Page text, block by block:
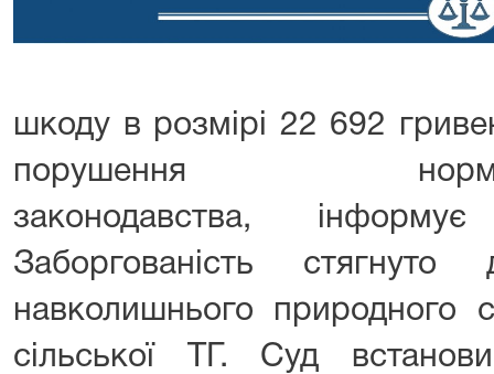
шкоду в розмірі 22 692
порушення
законодавства,
Заборгованість
навколишнього природного
сільської ТГ. Суд